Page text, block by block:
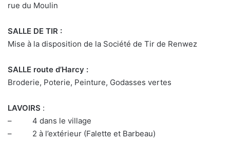
rue du Moulin
SALLE DE TIR :
Mise à la disposition de la Société de Tir de Renwez
SALLE route d’Harcy :
Broderie, Poterie, Peinture, Godasses vertes
LAVOIRS :
– 4 dans le village
– 2 à l’extérieur (Falette et Barbeau)